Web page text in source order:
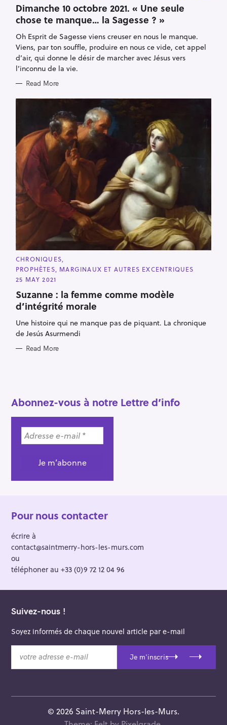
T
E
G
O
R
I
E
S
Dimanche 10 octobre 2021. « Une seule
chose te manque… la Sagesse ? »
Oh Esprit de Sagesse viens creuser en nous le manque.
Viens, par ton souffle, produire en nous ce vide, cet appel
d’air, qui donne le désir de marcher avec Jésus vers
l’inconnu de la vie.
Read More
C
A
T
E
O
R
I
E
CHRONIQUES
PROPHÈTES, MARGINAUX ET AUTRES EXCENTRIQUES
25 MAY 2021
Suzanne : la femme comme modèle
d’intégrité morale
Une histoire qui ne manque pas de piquant. La chronique
de Jesús Asurmendi
Read More
Abonnez-vous à notre Lettre d’info
Pour nous contacter
écrire à
contact@saintmerry-hors-les-murs.com
ou
téléphoner au +33 (0)9 72 12 04 96
Suivez-nous !
Soyez informés de chaque nouvel article par e-mail
t
e
Je m'inscris
© 2026 Saint-Merry Hors-les-Murs.